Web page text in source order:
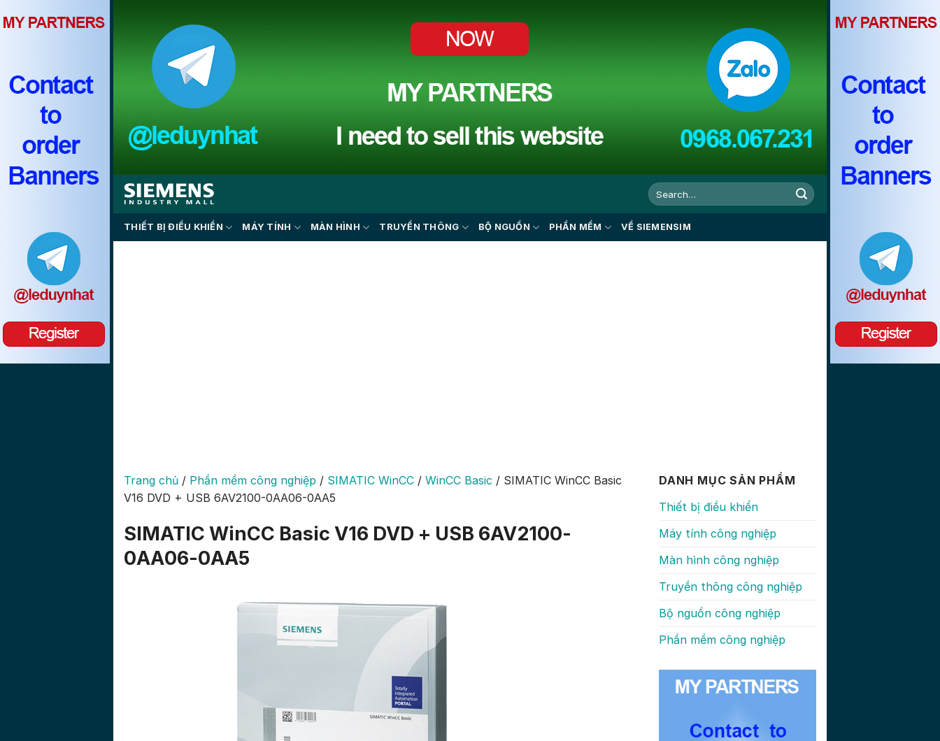
content
THIẾT BỊ ĐIỀU KHIỂN MÁY TÍNH MÀN HÌNH TRUYỀN THÔNG BỘ NGUỒN PHẦN MỀM VỀ SIEMENSIM
Trang chủ / Phần mềm công nghiệp / SIMATIC WinCC / WinCC Basic / SIMATIC WinCC Basic
V16 DVD + USB 6AV2100-0AA06-0AA5
SIMATIC WinCC Basic V16 DVD + USB 6AV2100-
0AA06-0AA5
DANH MỤC SẢN PHẨM
Thiết bị điều khiển
Máy tính công nghiệp
Màn hình công nghiệp
Truyền thông công nghiệp
Bộ nguồn công nghiệp
Phần mềm công nghiệp